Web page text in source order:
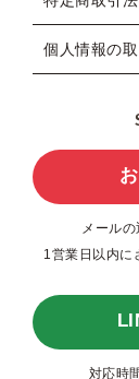
個人情報の
メールの
1営業日以内に
対応時